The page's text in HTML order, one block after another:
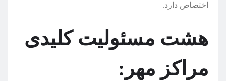
اختصاص دارد.
هشت مسئولیت کلیدی
مراکز مهر: